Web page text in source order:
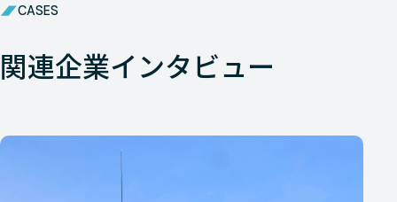
CASES
関連企業インタビュー